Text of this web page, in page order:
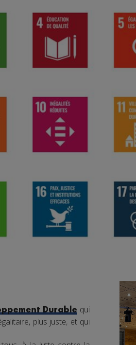
Durablequi
plus juste, et qui